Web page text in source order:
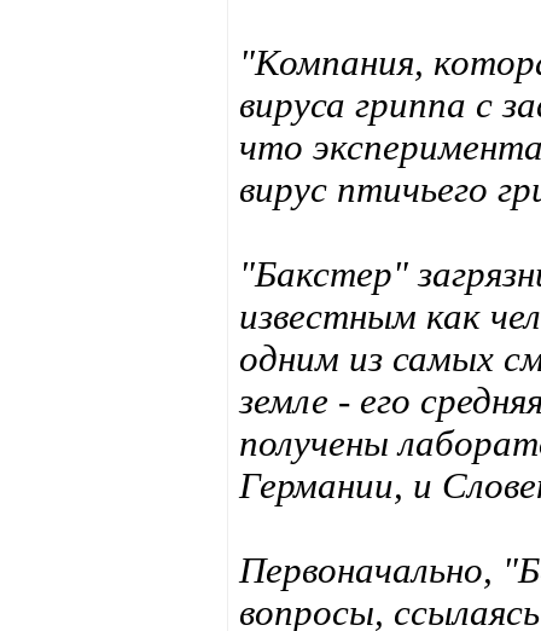
"Компания,
вируса гриппа с
что
вирус птичьего
"Бакстер"
известным как
одним из самых
земле - его
получены
Германии, и
Первоначально,
вопросы,